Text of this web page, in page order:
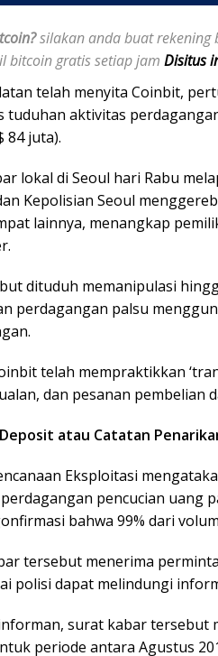
silakan anda buat rekening
bitcoin gratis setiap jam Disitus
telah menyita Coinbit,
tuduhan aktivitas
84 juta).
lokal di Seoul hari Rabu
Kepolisian Seoul
lainnya, menangkap
dituduh memanipulasi
perdagangan palsu
telah mempraktikkan
dan pesanan pembelian
atau Catatan
Eksploitasi
pencucian uang
bahwa 99% dari
tersebut menerima
polisi dapat melindungi
surat kabar tersebut
periode antara Agustus